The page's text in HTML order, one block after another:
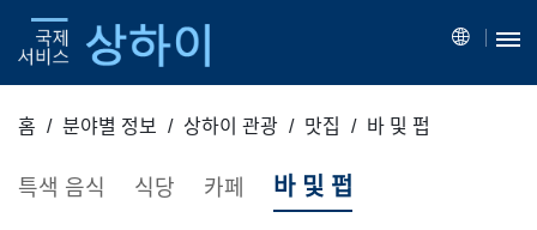
홈 분야별 정보 상하이 관광 맛집 바 및 펍
특색 음식 식당 카페 바 및 펍